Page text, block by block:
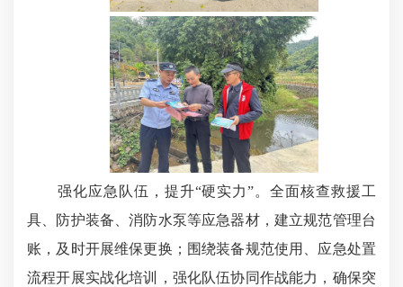
强化应急队伍，提升“硬实力”。全面核查救援工
具、防护装备、消防水泵等应急器材，建立规范管理台
账，及时开展维保更换；围绕装备规范使用、应急处置
流程开展实战化培训，强化队伍协同作战能力，确保突